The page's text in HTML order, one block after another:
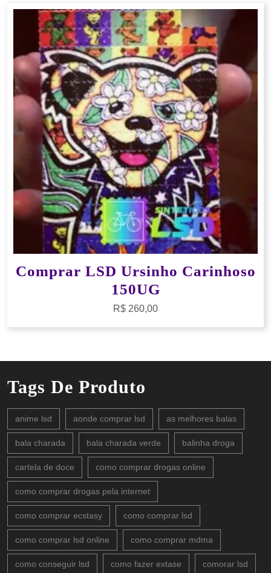
Comprar LSD Ursinho Carinhoso
150UG
R$ 260,00
Tags De Produto
anime lsd aonde comprar lsd as melhores balas
bala charada bala charada verde balinha droga
cartela de doce como comprar drogas online
como comprar drogas pela internet
como comprar ecstasy como comprar lsd
como comprar lsd online como comprar mdma
como conseguir lsd como fazer extase comorar lsd